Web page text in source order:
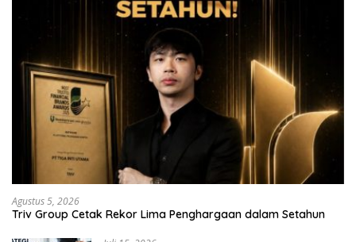
Agustus 5, 2026
Triv Group Cetak Rekor Lima Penghargaan dalam Setahun